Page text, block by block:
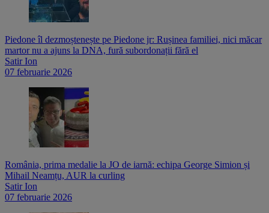
Piedone îl dezmoștenește pe Piedone jr: Rușinea familiei, nici măcar
martor nu a ajuns la DNA, fură subordonații fără el
Satir Ion
07 februarie 2026
România, prima medalie la JO de iarnă: echipa George Simion și
Mihail Neamțu, AUR la curling
Satir Ion
07 februarie 2026